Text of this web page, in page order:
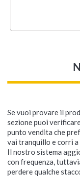
Se vuoi provare il
sezione puoi
punto vendita che
vai tranquillo e corri
Il nostro sistema
con frequenza,
perdere qualche